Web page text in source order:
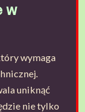
w
wymaga
uniknąć
nie tylko